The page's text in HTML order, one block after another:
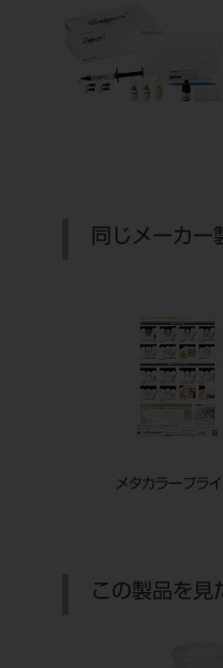
同じメーカー
メタカラープラ
この製品を見